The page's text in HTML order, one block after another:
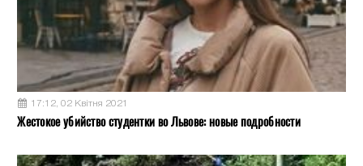
17:12, 02 Квітня 2021
Жестокое убийство студентки во Львове: новые подробности